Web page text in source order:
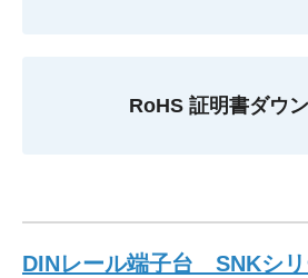
RoHS 証明書ダウ
DINレール端子台 SNKシ